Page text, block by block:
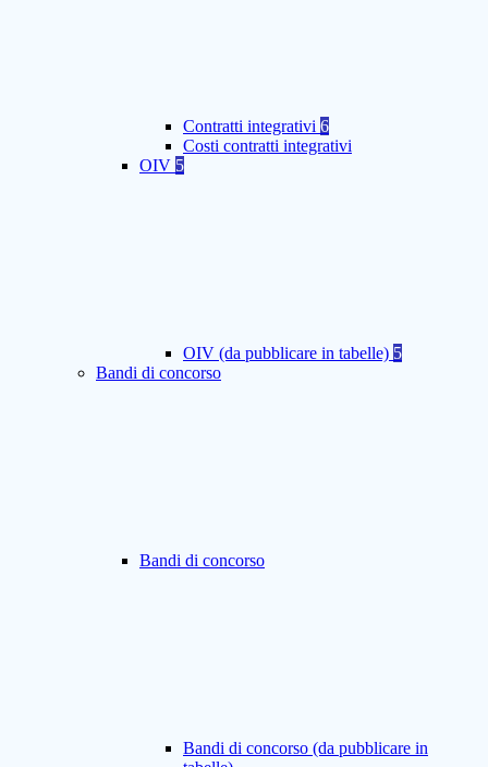
Contratti integrativi 6
Costi contratti integrativi
OIV 5
OIV (da pubblicare in tabelle) 5
Bandi di concorso
Bandi di concorso
Bandi di concorso (da pubblicare in